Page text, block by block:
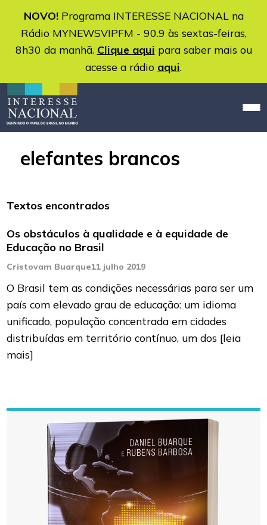
NOVO!Programa INTERESSE NACIONAL na
Rádio MYNEWSVIPFM - 90.9 às sextas-feiras,
8h30 da manhã. Clique aqui para saber mais ou
acesse a rádio aqui.
elefantes brancos
Textos encontrados
Os obstáculos à qualidade e à equidade de
Educação no Brasil
Cristovam Buarque11 julho 2019
O Brasil tem as condições necessárias para ser um
país com elevado grau de educação: um idioma
unificado, população concentrada em cidades
distribuídas em território contínuo, um dos [leia
mais]